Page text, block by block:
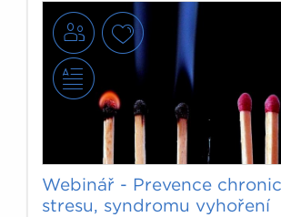
Webinář - Prevence
stresu, syndromu vyhoření